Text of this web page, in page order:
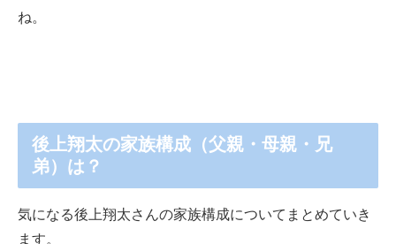
ね。
後上翔太の家族構成（父親・母親・兄
弟）は？
気になる後上翔太さんの家族構成についてまとめていき
ます。